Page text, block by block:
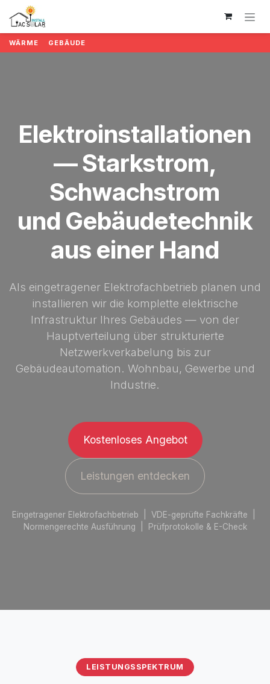
Zum Inhalt springen
WÄRME GEBÄUDE
Elektroinstallationen
— Starkstrom,
Schwachstrom
und Gebäudetechnik
aus einer Hand
Als eingetragener Elektrofachbetrieb planen und
installieren wir die komplette elektrische
Infrastruktur Ihres Gebäudes — von der
Hauptverteilung über strukturierte
Netzwerkverkabelung bis zur
Gebäudeautomation. Wohnbau, Gewerbe und
Industrie.
Kostenloses Angebot
Leistungen entdecken
Eingetragener Elektrofachbetrieb | VDE-geprüfte Fachkräfte |
Normengerechte Ausführung | Prüfprotokolle & E-Check
LEISTUNGSSPEKTRUM